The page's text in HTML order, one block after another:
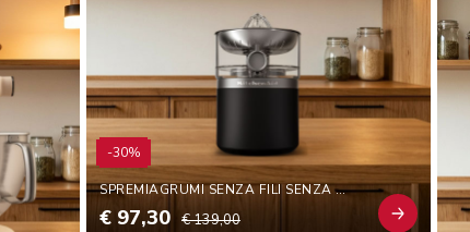
-30%
SPREMIAGRUMI SENZA FILI SENZA BATTERIA - KITCHENAID GO
€ 97,30 € 139,00